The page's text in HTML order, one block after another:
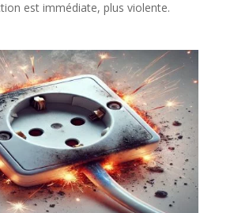
est immédiate, plus violente.